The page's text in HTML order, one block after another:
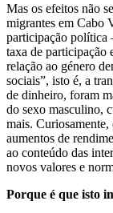
Mas os efeitos não
migrantes em Cabo
participação política
taxa de
relação ao género
sociais”, isto é, a
de dinheiro, foram
do sexo masculino,
mais. Curiosamente,
aumentos de
ao conteúdo das
novos valores e
Porque é que isto